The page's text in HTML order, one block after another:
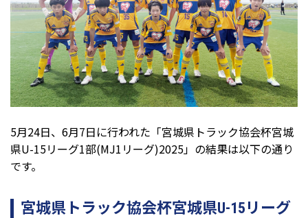
5月24日、6月7日に行われた「宮城県トラック協会杯宮城
県U-15リーグ1部(MJ1リーグ)2025」の結果は以下の通り
です。
宮城県トラック協会杯宮城県U-15リーグ